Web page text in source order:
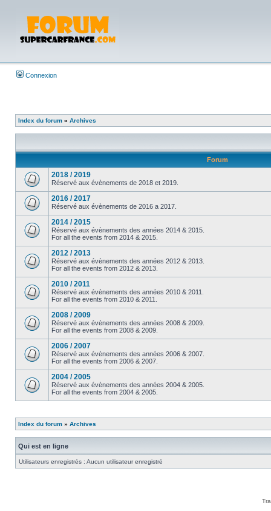
Connexion
Index du forum » Archives
Forum
2018 / 2019
Réservé aux évènements de 2018 et 2019.
2016 / 2017
Réservé aux évènements de 2016 a 2017.
2014 / 2015
Réservé aux évènements des années 2014 & 2015.
For all the events from 2014 & 2015.
2012 / 2013
Réservé aux évènements des années 2012 & 2013.
For all the events from 2012 & 2013.
2010 / 2011
Réservé aux évènements des années 2010 & 2011.
For all the events from 2010 & 2011.
2008 / 2009
Réservé aux évènements des années 2008 & 2009.
For all the events from 2008 & 2009.
2006 / 2007
Réservé aux évènements des années 2006 & 2007.
For all the events from 2006 & 2007.
2004 / 2005
Réservé aux évènements des années 2004 & 2005.
For all the events from 2004 & 2005.
Index du forum » Archives
Qui est en ligne
Utilisateurs enregistrés : Aucun utilisateur enregistré